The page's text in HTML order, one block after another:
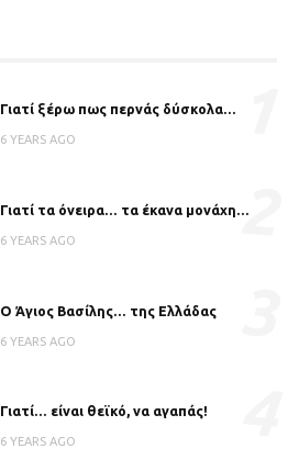
Γιατί ξέρω πως περνάς δύσκολα…
6 YEARS AGO
Γιατί τα όνειρα… τα έκανα μονάχη…
6 YEARS AGO 2
Ο Άγιος Βασίλης… της Ελλάδας
6 YEARS AGO
Γιατί… είναι θεϊκό, να αγαπάς!
6 YEARS AGO